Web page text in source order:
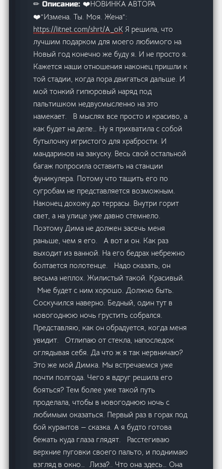
✏ Описание:❤️НОВИНКА АВТОРА
❤️”Измена. Ты. Моя. Жена”:
https://litnet.com/shrt/A_oK Я решила, что
лучшим подарком для моего любимого на
Новый год конечно же буду я. И не просто я.
Кажется наши отношения наконец пришли к
той стадии, когда пора двигаться дальше. И
мой тонкий гипюровый наряд под
пальтишком недвусмысленно на это
намекает. В мыслях все просто и красиво, а
как будет на деле… Ну я прихватила с собой
бутылочку игристого для храбрости. И
мандаринов на закуску. Весь свой остальной
багаж попросила оставить на станции
фуникулера. Потому что тащить его по
сугробам не представляется возможным.
Наконец дохожу до террасы. Внутри горит
свет, а на улице уже давно стемнело.
Поэтому Дима не должен засечь меня
раньше, чем я его. А вот и он. Как раз
выходит из ванной. На его бедрах небрежно
болтается полотенце. Надо сказать, он
весьма неплох. Жилистый такой. Красивый.
Мне будет с ним хорошо. Должно быть.
Соскучился наверно. Бедный, один тут в
новогоднюю ночь грустить собрался.
Представляю, как он обрадуется, когда меня
увидит. Отлипаю от стекла, напоследок
оглядывая себя. Да что ж я так нервничаю?
Это же мой Димка. Мы встречаемся уже
почти полгода. Чего я вдруг решила его
бояться? Тем более уже такой путь
проделала, чтобы в новогоднюю ночь с
любимым оказаться. Первый раз в горах под
бой курантов — сказка. А я будто готова
бежать куда глаза глядят. Расстегиваю
верхние пуговки своего пальто, и поднимаю
взгляд в окно… Лиза?.. Что она здесь… Она